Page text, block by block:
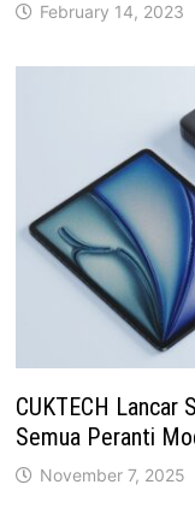
February 14, 2023
CUKTECH Lancar
Semua Peranti
November 7, 2025